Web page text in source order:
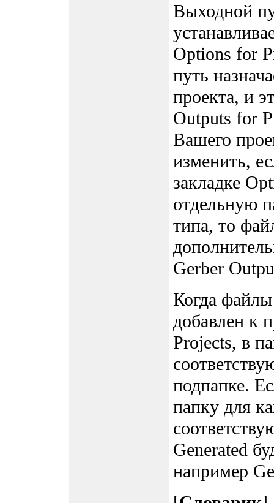
Выходной
Options for
путь
проекта, и
Outputs for
Вашего
изменить,
закладке
отдельную
типа, то
Gerber
Когда
добавлен к
Projects, в
подпапке.
папку для
Generated
например